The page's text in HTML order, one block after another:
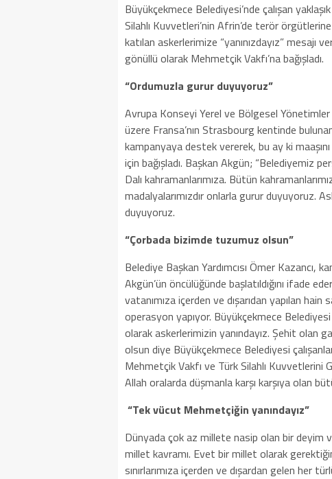
Büyükçekmece Belediyesi’nde çalışan
Silahlı Kuvvetleri’nin Afrin’de terör
katılan askerlerimize “yanınızdayız” mesajı
gönüllü olarak Mehmetçik Vakfı’na bağışladı.
“Ordumuzla gurur duyuyoruz”
Avrupa Konseyi Yerel ve Bölgesel
üzere Fransa’nın Strasbourg kentinde
kampanyaya destek vererek, bu ay ki
için bağışladı. Başkan Akgün; “Belediyemiz
Dalı kahramanlarımıza. Bütün
madalyalarımızdır onlarla gurur duyuyoruz.
duyuyoruz.
“Çorbada bizimde tuzumuz olsun”
Belediye Başkan Yardımcısı Ömer Kazancı,
Akgün’ün öncülüğünde başlatıldığını ifade
vatanımıza içerden ve dışarıdan yapılan
operasyon yapıyor. Büyükçekmece
olarak askerlerimizin yanındayız. Şehit olan
olsun diye Büyükçekmece Belediyesi
Mehmetçik Vakfı ve Türk Silahlı Kuvvetlerini
Allah oralarda düşmanla karşı karşıya olan
“Tek vücut Mehmetçiğin yanındayız”
Dünyada çok az millete nasip olan bir deyim
millet kavramı. Evet bir millet olarak
sınırlarımıza içerden ve dışardan gelen her